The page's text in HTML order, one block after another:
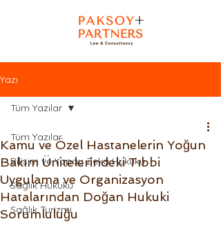
Yazı
Tüm Yazılar
Bilişim ve Yapay Zeka Hukuku
Sağlık Hukuku
Sağlık Turizmi
Tüm Yazılar
Kamu ve Özel Hastanelerin Yoğun
Bakım Ünitelerindeki Tıbbi
Uygulama ve Organizasyon
Hatalarından Doğan Hukuki
Sorumluluğu